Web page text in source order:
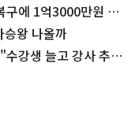
구에 1억3000만원 기
왕 나올까
강생 늘고 강사 추가